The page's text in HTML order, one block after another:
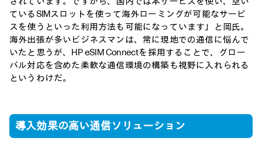
ているSIMスロットを使って海外ローミングが可能なサービ
スを使うといった利用方法も可能になっています」と岡氏。
海外出張が多いビジネスマンは、常に現地での通信に悩んで
いたと思うが、HP eSIM Connectを採用することで、グロー
バル対応を含めた柔軟な通信環境の構築も視野に入れられる
というわけだ。
導入効果の高い通信ソリューション